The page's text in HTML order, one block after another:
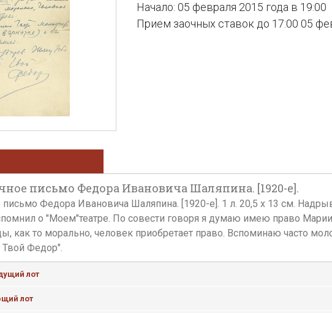
Начало: 05 февраля 2015 года в 19:00
Прием заочных ставок до 17:00 05
письмо Федора Ивановича Шаляпина. [1920-е].
письмо Федора Ивановича Шаляпина. [1920-е]. 1 л. 20,5 х 13 см.
о "Моем"театре. По совести говоря я думаю имею право
как то морально, человек приобретает право. Вспоминаю часто
Твой Федор".
лот
лот